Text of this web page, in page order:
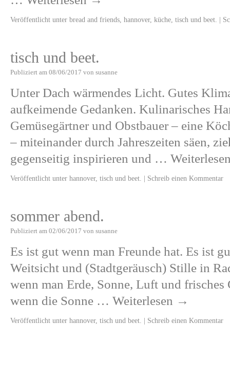
Veröffentlicht unter bread and friends hannover, küche tisch und beet. |
tisch und beet.
Publiziert am 08/06/2017 von susanne
Unter Dach wärmendes Licht. Gutes
aufkeimende Gedanken. Kulinarisches
Gemüsegärtner und Obstbauer – eine
– miteinander durch Jahreszeiten säen,
gegenseitig inspirieren und …
Veröffentlicht unter hannover, tisch und beet. | Schreib einen Kommentar
sommer abend.
Publiziert am 02/06/2017 von susanne
Es ist gut wenn man Freunde hat. Es ist
Weitsicht und (Stadtgeräusch) Stille in
wenn man Erde, Sonne, Luft und frisches
wenn die Sonne … Weiterlesen →
Veröffentlicht unter hannover, tisch und beet. | Schreib einen Kommentar